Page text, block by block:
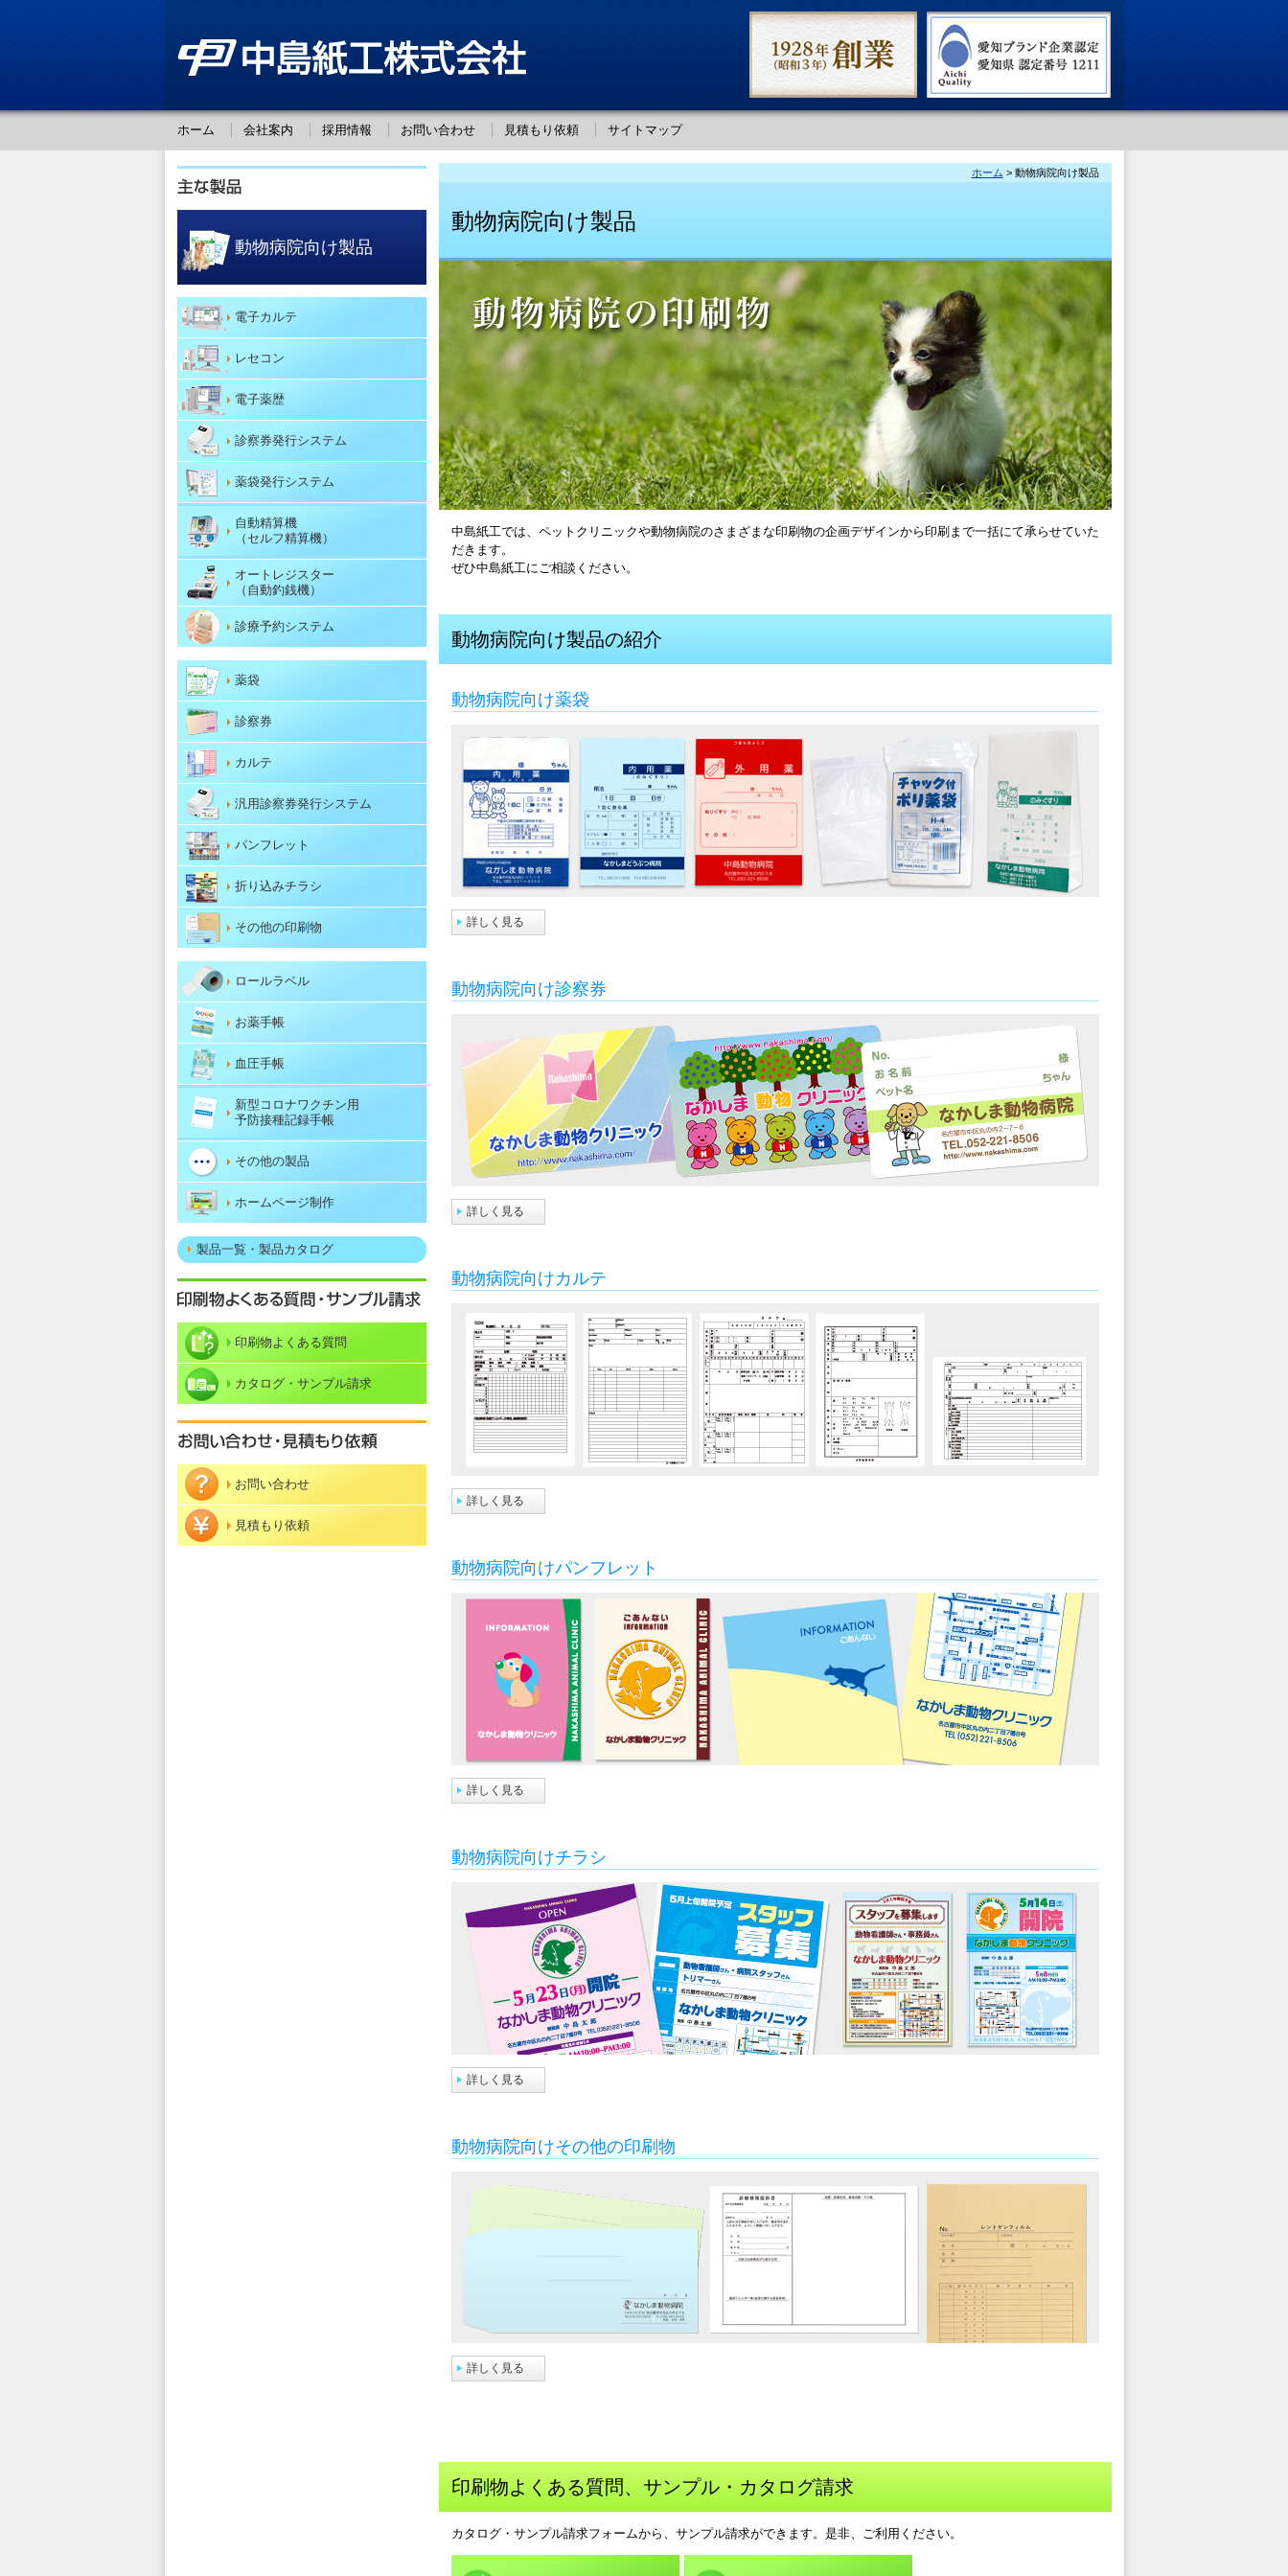
ホーム 会社案内 採用情報 お問い合わせ 見積もり依頼 サイトマップ
ホーム > 動物病院向け製品
動物病院向け製品
中島紙工では、ペットクリニックや動物病院のさまざまな印刷物の企画デザインから印刷まで一括にて承らせていた
だきます。
ぜひ中島紙工にご相談ください。
動物病院向け製品の紹介
動物病院向け薬袋
詳しく見る
動物病院向け診察券
詳しく見る
動物病院向けカルテ
詳しく見る
動物病院向けパンフレット
詳しく見る
動物病院向けチラシ
詳しく見る
動物病院向けその他の印刷物
詳しく見る
印刷物よくある質問、サンプル・カタログ請求
カタログ・サンプル請求フォームから、サンプル請求ができます。是非、ご利用ください。
動物病院向け製品
電子カルテ
レセコン
電子薬歴
診察券発行システム
薬袋発行システム
自動精算機
（セルフ精算機）
オートレジスター
（自動釣銭機）
診療予約システム
薬袋
診察券
カルテ
汎用診察券発行システム
パンフレット
折り込みチラシ
その他の印刷物
ロールラベル
お薬手帳
血圧手帳
新型コロナワクチン用
予防接種記録手帳
その他の製品
ホームページ制作
製品一覧・製品カタログ
印刷物よくある質問
カタログ・サンプル請求
お問い合わせ
見積もり依頼